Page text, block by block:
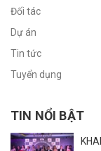
Đối tác
Dự án
Tin tức
Tuyển dụng
TIN NỔI BẬT